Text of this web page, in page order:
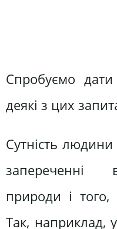
Спробуємо
деякі з цих
Сутність
запереченні
природи і
Так, наприклад,